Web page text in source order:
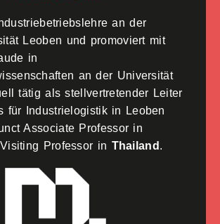
an der
Leoben und promoviert mit
in
an der Universität
tätig als stellvertretender Leiter
für Industrielogistik in Leoben
Associate Professor in
Professor in Thailand .